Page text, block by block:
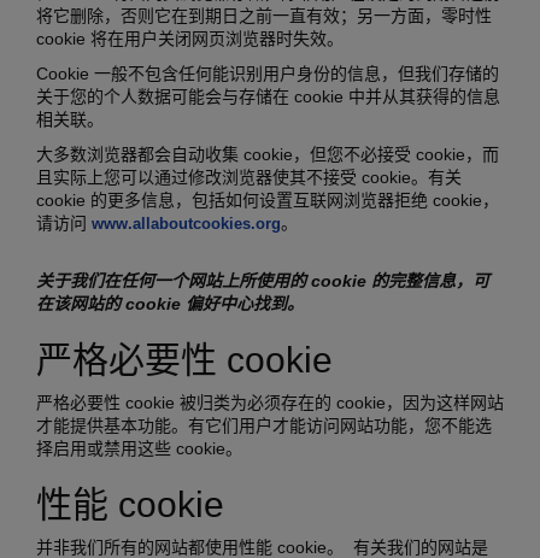
将它删除，否则它在到期日之前一直有效；另一方面，零时性
cookie 将在用户关闭网页浏览器时失效。
Cookie 一般不包含任何能识别用户身份的信息，但我们存储的
关于您的个人数据可能会与存储在 cookie 中并从其获得的信息
相关联。
大多数浏览器都会自动收集 cookie，但您不必接受 cookie，而
且实际上您可以通过修改浏览器使其不接受 cookie。有关
cookie 的更多信息，包括如何设置互联网浏览器拒绝 cookie，
请访问 www.allaboutcookies.org。
关于我们在任何一个网站上所使用的cookie 的完整信息，可
在该网站的cookie 偏好中心找到。
严格必要性 cookie
严格必要性 cookie 被归类为必须存在的 cookie，因为这样网站
才能提供基本功能。有它们用户才能访问网站功能，您不能选
择启用或禁用这些 cookie。
性能 cookie
并非我们所有的网站都使用性能 cookie。 有关我们的网站是